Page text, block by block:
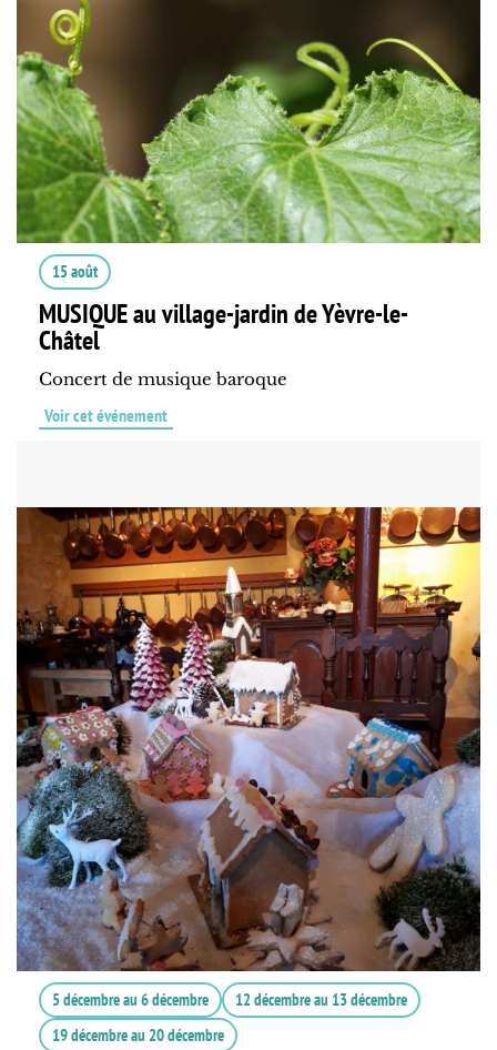
15 août
MUSIQUE au village-jardin de Yèvre-le-
Châtel
Concert de musique baroque
Voir cet événement
5 décembreau6 décembre 12 décembreau 13 décembre
19 décembreau 20 décembre